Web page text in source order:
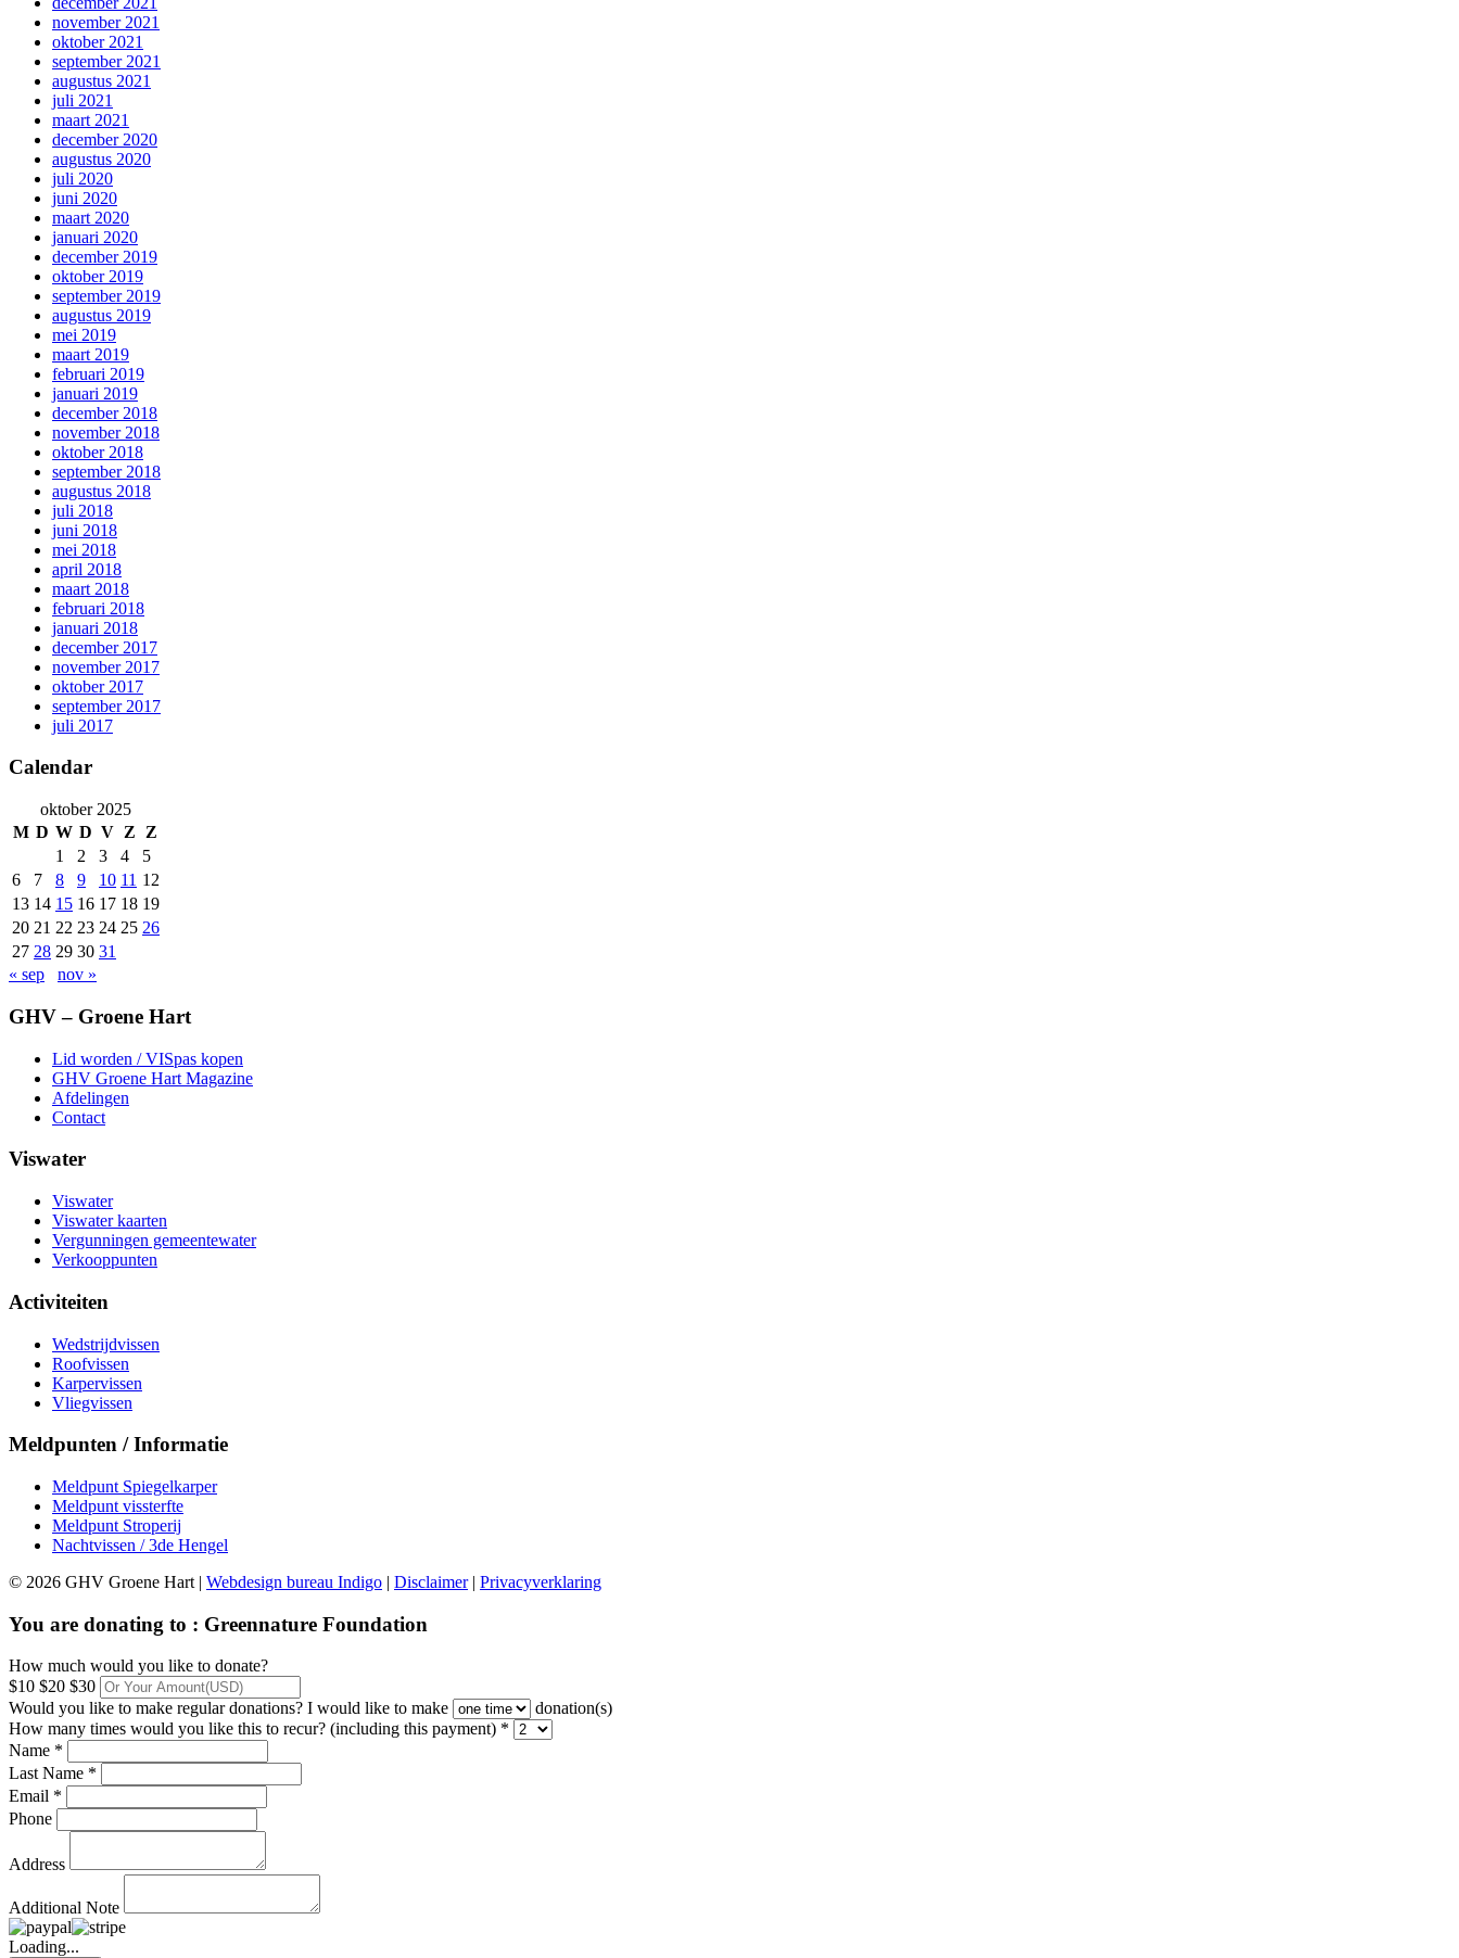
november 2021
oktober 2021
september 2021
augustus 2021
juli 2021
maart 2021
december 2020
augustus 2020
juli 2020
juni 2020
maart 2020
januari 2020
december 2019
oktober 2019
september 2019
augustus 2019
mei 2019
maart 2019
februari 2019
januari 2019
december 2018
november 2018
oktober 2018
september 2018
augustus 2018
juli 2018
juni 2018
mei 2018
april 2018
maart 2018
februari 2018
januari 2018
december 2017
november 2017
oktober 2017
september 2017
juli 2017
Calendar
oktober 2025
M D W D V Z
Z
1
2 3 4
5
6
7 8 9 10 11 12
13 14 15 16 17 18 19
20 21 22 23 24 25 26
27 28 29 30 31
« sep
nov »
GHV – Groene Hart
Lid worden / VISpas kopen
GHV Groene Hart Magazine
Afdelingen
Contact
Viswater
Viswater
Viswater kaarten
Vergunningen gemeentewater
Verkooppunten
Activiteiten
Wedstrijdvissen
Roofvissen
Karpervissen
Vliegvissen
Meldpunten / Informatie
Meldpunt Spiegelkarper
Meldpunt vissterfte
Meldpunt Stroperij
Nachtvissen / 3de Hengel
© 2026 GHV Groene Hart | Webdesign bureau Indigo | Disclaimer| Privacyverklaring
You are donating to : Greennature Foundation
How much would you like to donate?
$10 $20 $30
Would you like to make regular donations? I would like to make
donation(s)
How many times would you like this to recur? (including this payment) *
Name *
Last Name *
Email *
Phone
Address
Additional Note
Loading...